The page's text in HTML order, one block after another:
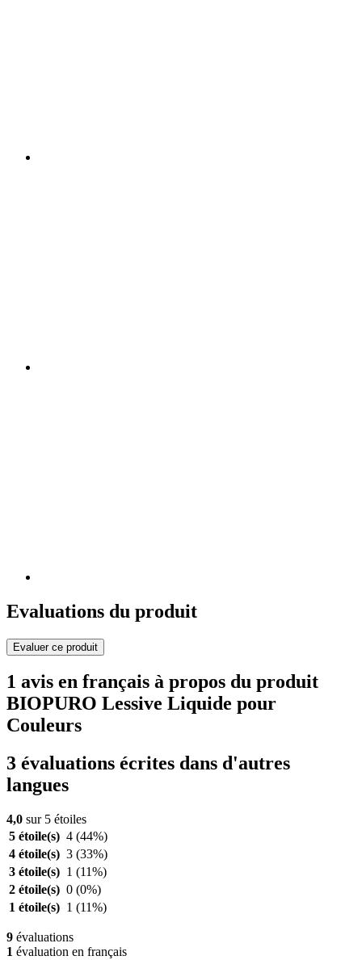
Evaluations du produit
Evaluer ce produit
1 avis en français à propos du produit
BIOPURO Lessive Liquide pour
Couleurs
3 évaluations écrites dans d'autres
langues
4,0 sur 5 étoiles
5 étoile(s) 4 (44%)
4 étoile(s) 3 (33%)
3 étoile(s) 1 (11%)
2 étoile(s) 0 (0%)
1 étoile(s) 1 (11%)
9 évaluations
1 évaluation en français